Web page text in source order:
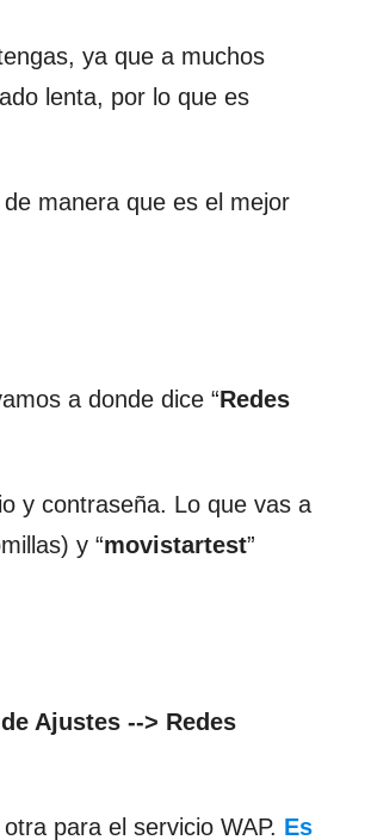
ya que a muchos
lenta, por lo que es
de manera que es el mejor
a donde dice “Redes
y contraseña. Lo que vas a
y “movistartest”
Ajustes --> Redes
para el servicio WAP. Es